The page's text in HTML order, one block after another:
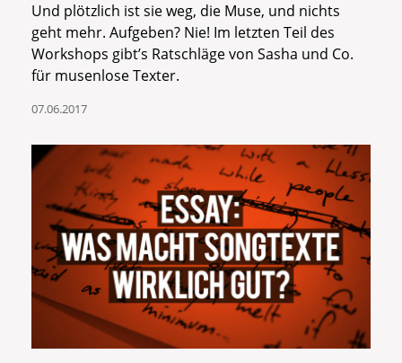
Und plötzlich ist sie weg, die Muse, und nichts
geht mehr. Aufgeben? Nie! Im letzten Teil des
Workshops gibt’s Ratschläge von Sasha und Co.
für musenlose Texter.
07.06.2017